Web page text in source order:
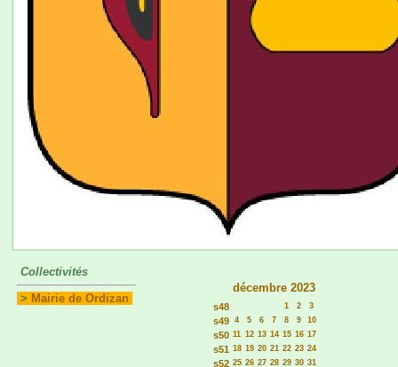
Collectivités
> Mairie de Ordizan
décembre 2023
s48 1 2 3
s49 4 5 6 7 8 9 10
s50 11 12 13 14 15 16 17
s51 18 19 20 21 22 23 24
s52 25 26 27 28 29 30 31